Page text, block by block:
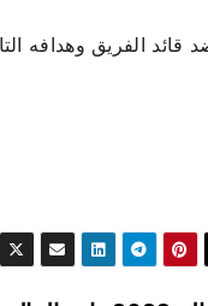
الفريق وهدافه